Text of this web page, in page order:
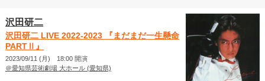
沢田研二
沢田研二 LIVE 2022-2023 『まだまだ一生懸命
PARTⅡ』
2023/09/11 (月) 18:00 開演
＠愛知県芸術劇場 大ホール (愛知県)